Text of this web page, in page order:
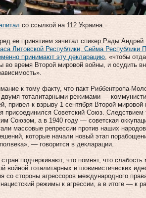
со ссылкой на 112 Украина.
ее принятием зачитал спикер Рады
Литовской Республики, Сейма
принимают эту декларацию, «чтобы
во время Второй мировой войны, и осудить
к тому факту, что пакт Риббентропа-
тоталитарными режимами —
привел к взрыву 1 сентября Второй
присоединился Советский Союз.
Союзом, a в 1940 году — советская
массовые репрессии против наших
которые начали новый этап
— говорится в декларации.
подчеркивают, что помнят, что
войной тоталитарных и шовинистических
со стороны агрессоров международного
режимы к агрессии, а в итоге — к